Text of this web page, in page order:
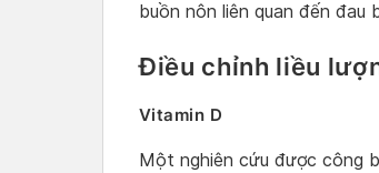
buồn nôn liên quan đến đau
Điều chỉnh liều
Vitamin D
Một nghiên cứu được công